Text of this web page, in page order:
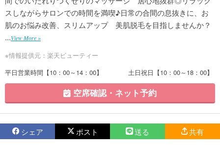
スしながらサロンでの時間を満喫♪日常の合間の息抜きに、お
肌のお悩み改善、スリムアップ 美肌脱毛を目指しませんか？
...View More »
※情報提供元：楽天ビューティー
平日営業時間【10：00～14：00】 土日祝日【10：00～18：00】
空席確認・ネット予約
シェア ポスト 送る 共有